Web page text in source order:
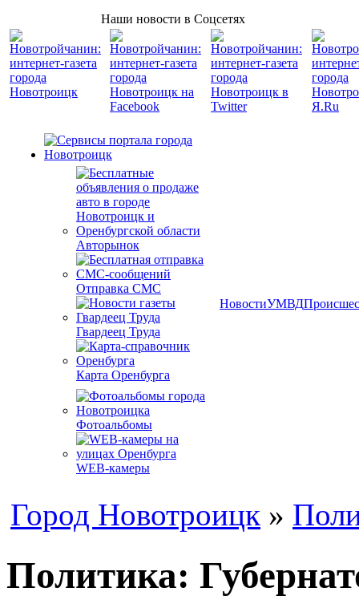
Наши новости в Соцсетях
Авторынок
Отправка СМС
Гвардеец Труда
Карта Оренбурга
Фотоальбомы
WEB-камеры
НовостиУМВД
Город Новотроицк »
Политика: